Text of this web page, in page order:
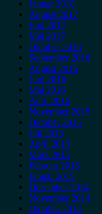
Januar 2018
August 2017
Juni 2017
Mai 2017
Oktober 2016
September 2016
August 2016
Juni 2016
Mai 2016
April 2016
November 2015
Oktober 2015
Juli 2015
April 2015
März 2015
Februar 2015
Januar 2015
Dezember 2014
November 2014
Oktober 2014